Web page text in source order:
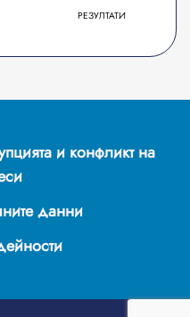
РЕЗУЛТАТИ
и конфликт на
данни